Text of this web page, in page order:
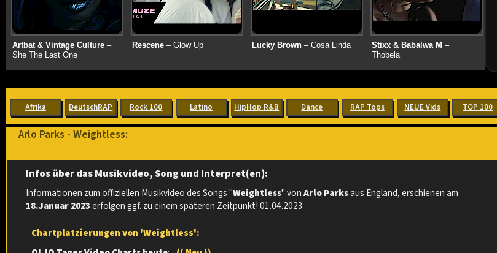
Artbat & Vintage Culture–
She The Last One
Rescene– Glow Up Lucky Brown– Cosa Linda Stixx & Babalwa M –
Thobela
Afrika DeutschRAP Rock 100 Latino HipHop R&B Dance RAP Tops NEUE Vids TOP 100
Arlo Parks - Weightless:
Infos über das Musikvideo, Song und Interpret(en):
Informationen zum offiziellen Musikvideo des Songs "Weightless" vonArlo Parksaus England, erschienen am
18.Januar 2023erfolgen ggf. zu einem späteren Zeitpunkt! 01.04.2023
Chartplatzierungen von 'Weightless':